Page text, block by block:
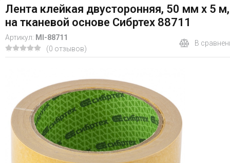
Лента клейкая двусторонняя, 50 мм х 5 м,
на тканевой основе Сибртех 88711
Артикул: MI-88711
(0 отзывов)
В